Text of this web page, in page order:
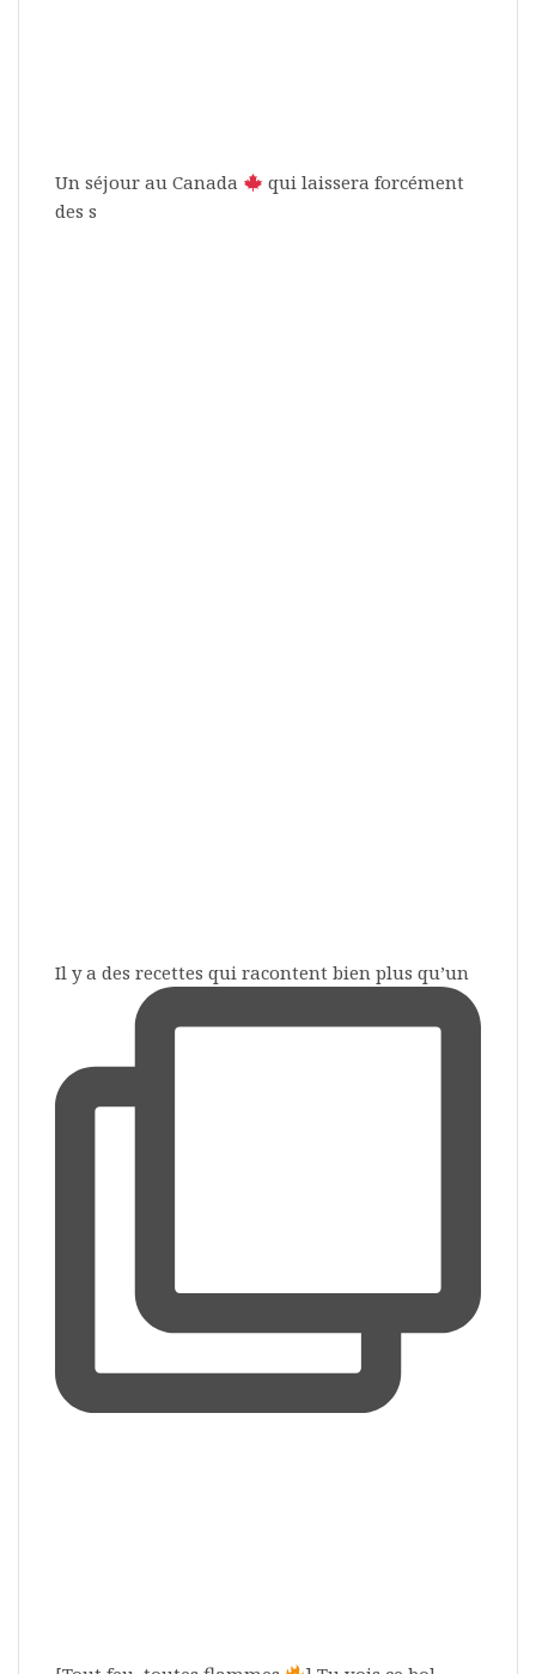
Un séjour au Canada
qui laissera forcément
des s
Il y a des recettes qui racontent bien plus qu’un